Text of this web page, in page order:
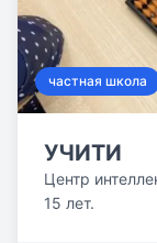
частная школа
УЧИТИ
Центр
15 лет.